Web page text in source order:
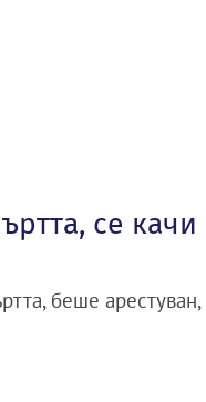
се
беше арестуван,